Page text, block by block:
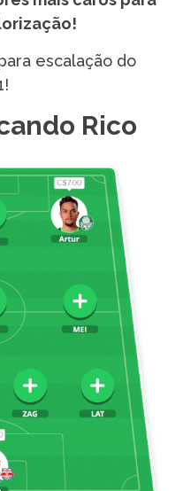
escalação do
Rico